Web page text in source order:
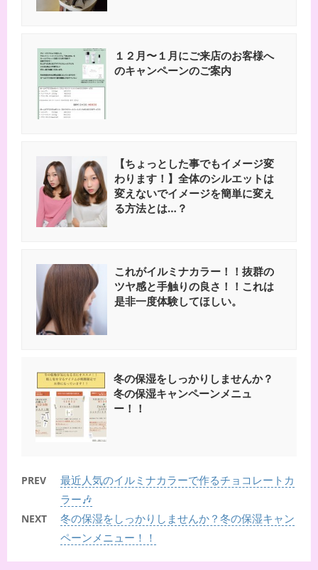
１２月〜１月にご来店のお客様へ
のキャンペーンのご案内
【ちょっとした事でもイメージ変
わります！】全体のシルエットは
変えないでイメージを簡単に変え
る方法とは…？
これがイルミナカラー！！抜群の
ツヤ感と手触りの良さ！！これは
是非一度体験してほしい。
冬の保湿をしっかりしませんか？
冬の保湿キャンペーンメニュ
ー！！
PREV
最近人気のイルミナカラーで作るチョコレートカ
ラー🎶
NEXT
冬の保湿をしっかりしませんか？冬の保湿キャン
ペーンメニュー！！